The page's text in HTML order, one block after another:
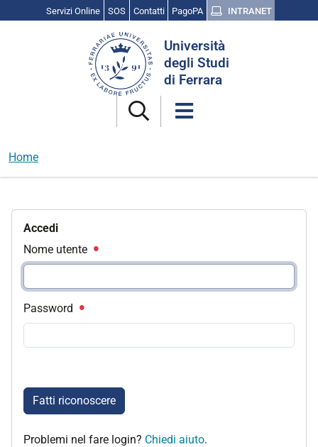
Servizi Online SOS Contatti PagoPA INTRANET
Università
degli Studi
di Ferrara
Home
Accedi
Nome utente
Password
Fatti riconoscere
Problemi nel fare login? Chiedi aiuto.